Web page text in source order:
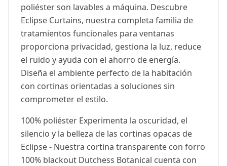
poliéster son lavables a máquina. Descubre
Eclipse Curtains, nuestra completa familia de
tratamientos funcionales para ventanas
proporciona privacidad, gestiona la luz, reduce
el ruido y ayuda con el ahorro de energía.
Diseña el ambiente perfecto de la habitación
con cortinas orientadas a soluciones sin
comprometer el estilo.
100% poliéster Experimenta la oscuridad, el
silencio y la belleza de las cortinas opacas de
Eclipse - Nuestra cortina transparente con forro
100% blackout Dutchess Botanical cuenta con